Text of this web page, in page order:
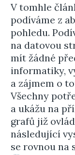
V tomhle
podíváme z
pohledu.
na datovou
mít žádné
informatiky,
a zájmem o
Všechny
a ukážu na
grafů již
následující
se rovnou na